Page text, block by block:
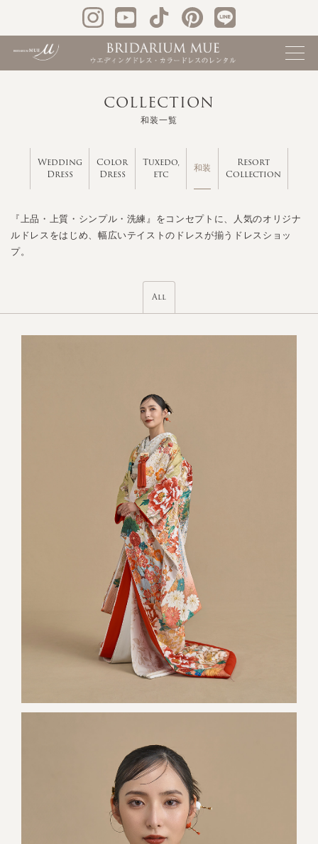
COLLECTION
和装一覧
Wedding
Dress
Color
Dress
Tuxedo,
etc
和装
Resort
Collection
『上品・上質・シンプル・洗練』をコンセプトに、人気のオリジナ
ルドレスをはじめ、幅広いテイストのドレスが揃うドレスショッ
プ。
All